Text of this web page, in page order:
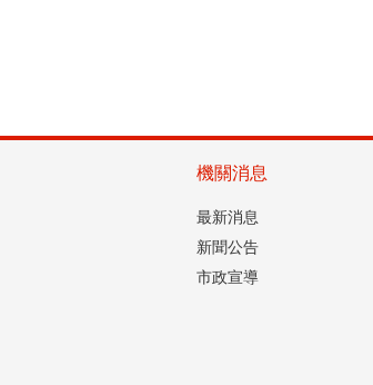
機關消息
最新消息
新聞公告
市政宣導